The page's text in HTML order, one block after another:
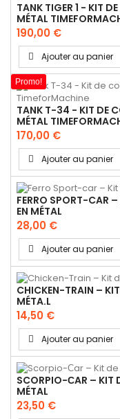
TANK TIGER 1 - KIT
MÉTAL
190,00 €
Ajouter au panier
Promo!
TANK T-34 - KIT DE
MÉTAL
170,00 €
Ajouter au panier
FERRO SPORT-CAR
EN MÉTAL
28,00 €
Ajouter au panier
CHICKEN-TRAIN –
MÉTA.L
14,50 €
Ajouter au panier
SCORPIO-СAR – KIT
MÉTAL
23,50 €